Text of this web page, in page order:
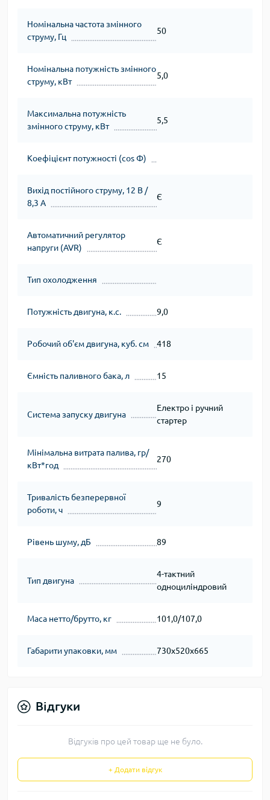
Номінальна частота змінного
струму, Гц
50
Номінальна потужність змінного
струму, кВт
5,0
Максимальна потужність
змінного струму, кВт
5,5
Коефіцієнт потужності (cos Φ)
Вихід постійного струму, 12 В /
8,3 А
Є
Автоматичний регулятор
напруги (AVR)
Є
Тип охолодження
Потужність двигуна, к.с. 9,0
Робочий об'єм двигуна, куб. см 418
Ємність паливного бака, л 15
Система запуску двигуна
Електро і ручний
стартер
Мінімальна витрата палива, гр/
кВт*год
270
Тривалість безперервної
роботи, ч
9
Рівень шуму, дБ 89
Тип двигуна
4-тактний
одноциліндровий
Маса нетто/брутто, кг 101,0/107,0
Габарити упаковки, мм 730х520х665
Відгуки
Відгуків про цей товар ще не було.
+ Додати відгук